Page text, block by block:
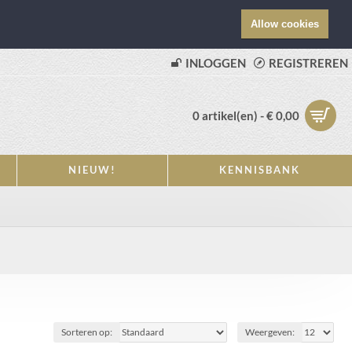
INLOGGEN REGISTREREN
0 artikel(en) - € 0,00
NIEUW! KENNISBANK
Sorteren op: Weergeven:
Allow cookies